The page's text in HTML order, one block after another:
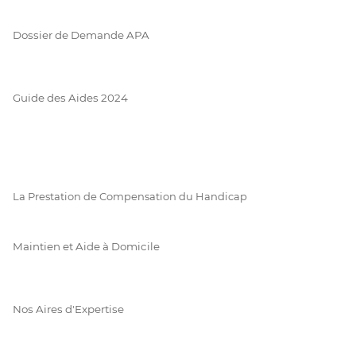
Dossier de Demande APA
Guide des Aides 2024
La Prestation de Compensation du Handicap
Maintien et Aide à Domicile
Nos Aires d'Expertise